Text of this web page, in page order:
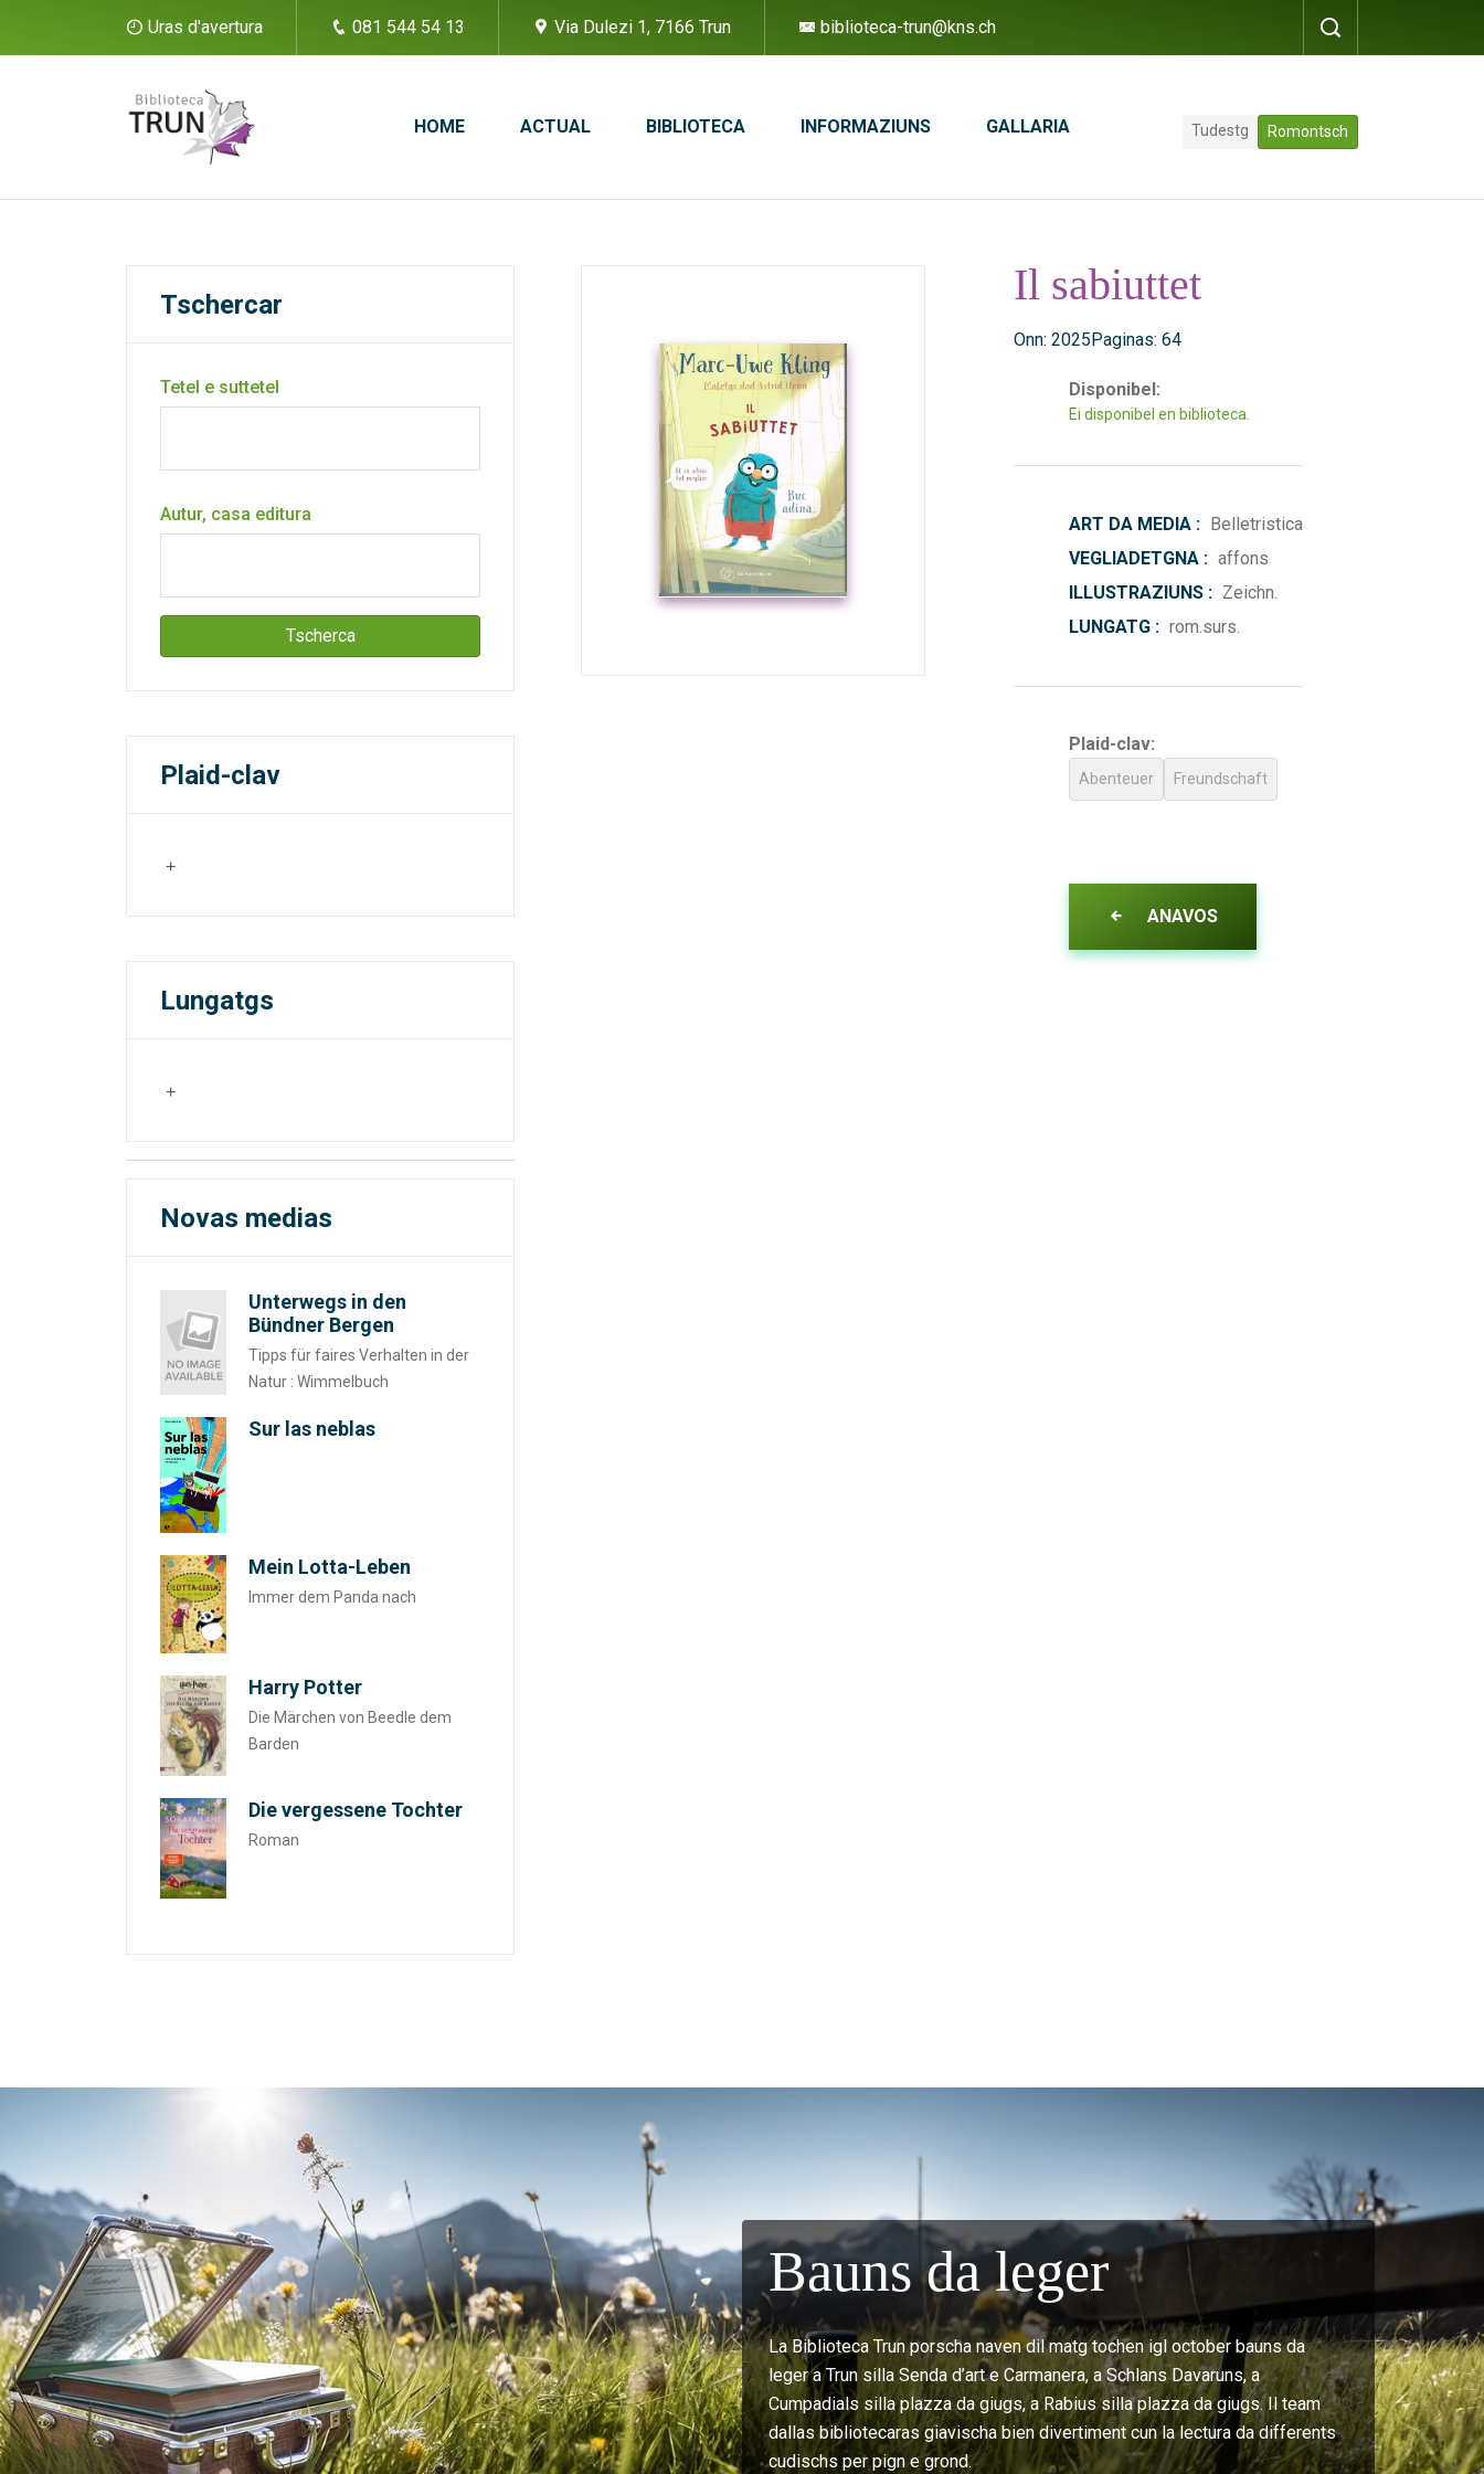
Uras d'avertura 081 544 54 13 Via Dulezi 1, 7166 Trun biblioteca-trun@kns.ch
HOME ACTUAL BIBLIOTECA INFORMAZIUNS GALLARIA Tudestg Romontsch
Tschercar
Tetel e suttetel
Autur, casa editura
Tscherca
Plaid-clav
Lungatgs
Novas medias
Unterwegs in den
Bündner Bergen
Tipps für faires Verhalten in der
Natur : Wimmelbuch
Sur las neblas
Mein Lotta-Leben
Immer dem Panda nach
Harry Potter
Die Märchen von Beedle dem
Barden
Die vergessene Tochter
Roman
Il sabiuttet
Onn: 2025Paginas: 64
Disponibel:
Ei disponibel en biblioteca.
ART DA MEDIA : Belletristica
VEGLIADETGNA : affons
ILLUSTRAZIUNS : Zeichn.
LUNGATG : rom.surs.
Plaid-clav:
Abenteuer Freundschaft
ANAVOS
Bauns da leger
La Biblioteca Trun porscha naven dil matg tochen igl october bauns da
leger a Trun silla Senda d’art e Carmanera, a Schlans Davaruns, a
Cumpadials silla plazza da giugs, a Rabius silla plazza da giugs. Il team
dallas bibliotecaras giavischa bien divertiment cun la lectura da differents
cudischs per pign e grond.